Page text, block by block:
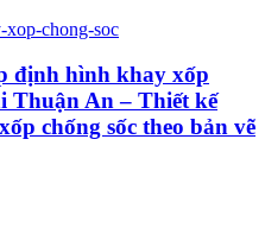
định hình khay xốp
Thuận An – Thiết kế
chống sốc theo bản vẽ